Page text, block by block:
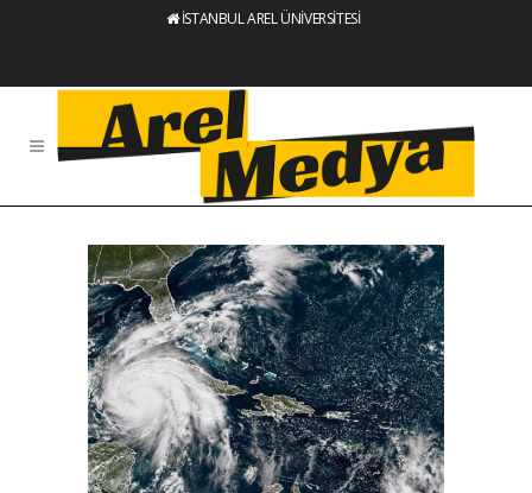
İSTANBUL AREL ÜNİVERSİTESİ